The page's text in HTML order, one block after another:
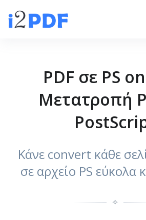
PDF σε PS
Μετατροπή
Κάνε convert κάθε
σε αρχείο PS εύκολα
✧